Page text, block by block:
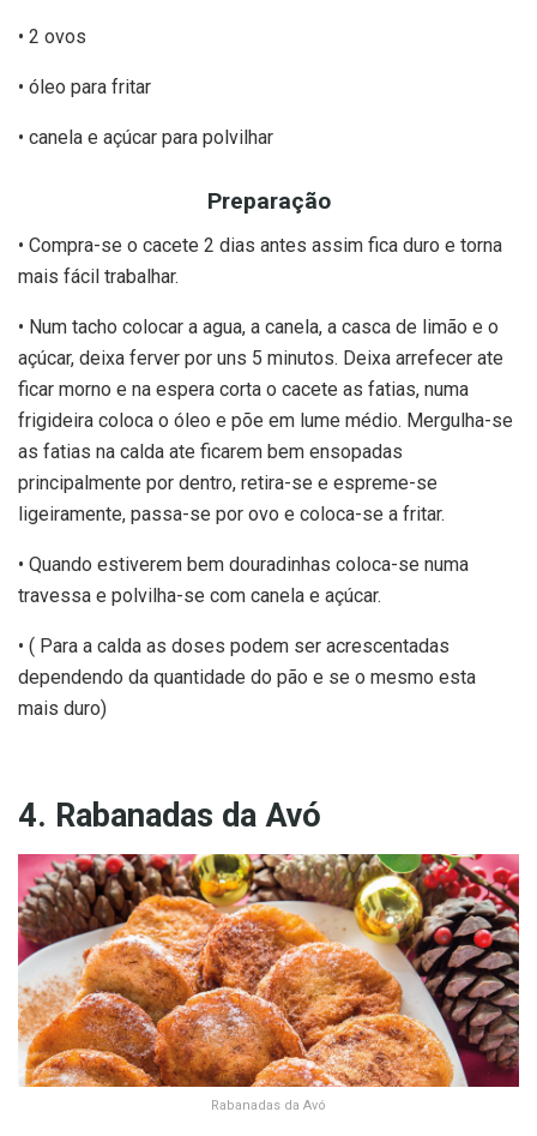
• 2 ovos
• óleo para fritar
• canela e açúcar para polvilhar
Preparação
• Compra-se o cacete 2 dias antes assim fica duro e torna
mais fácil trabalhar.
• Num tacho colocar a agua, a canela, a casca de limão e o
açúcar, deixa ferver por uns 5 minutos. Deixa arrefecer ate
ficar morno e na espera corta o cacete as fatias, numa
frigideira coloca o óleo e põe em lume médio. Mergulha-se
as fatias na calda ate ficarem bem ensopadas
principalmente por dentro, retira-se e espreme-se
ligeiramente, passa-se por ovo e coloca-se a fritar.
• Quando estiverem bem douradinhas coloca-se numa
travessa e polvilha-se com canela e açúcar.
• ( Para a calda as doses podem ser acrescentadas
dependendo da quantidade do pão e se o mesmo esta
mais duro)
4. Rabanadas da Avó
Rabanadas da Avó